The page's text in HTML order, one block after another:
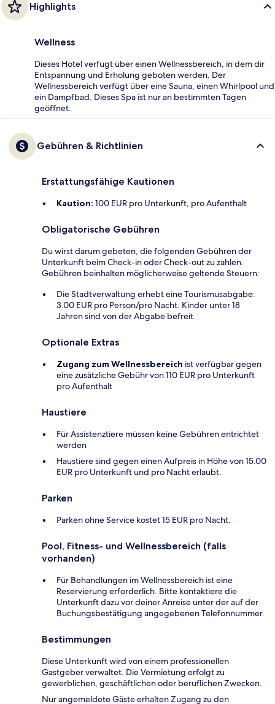
Highlights
Wellness
Dieses Hotel verfügt über einen Wellnessbereich, in dem dir
Entspannung und Erholung geboten werden. Der
Wellnessbereich verfügt über eine Sauna, einen Whirlpool und
ein Dampfbad. Dieses Spa ist nur an bestimmten Tagen
geöffnet.
Gebühren & Richtlinien
Erstattungsfähige Kautionen
Kaution: 100 EUR pro Unterkunft, pro Aufenthalt
Obligatorische Gebühren
Du wirst darum gebeten, die folgenden Gebühren der
Unterkunft beim Check-in oder Check-out zu zahlen.
Gebühren beinhalten möglicherweise geltende Steuern:
Die Stadtverwaltung erhebt eine Tourismusabgabe:
3.00 EUR pro Person/pro Nacht. Kinder unter 18
Jahren sind von der Abgabe befreit.
Optionale Extras
Zugang zum Wellnessbereich ist verfügbar gegen
eine zusätzliche Gebühr von 110 EUR pro Unterkunft
pro Aufenthalt
Haustiere
Für Assistenztiere müssen keine Gebühren entrichtet
werden
Haustiere sind gegen einen Aufpreis in Höhe von 15.00
EUR pro Unterkunft und pro Nacht erlaubt.
Parken
Parken ohne Service kostet 15 EUR pro Nacht.
Pool, Fitness- und Wellnessbereich (falls
vorhanden)
Für Behandlungen im Wellnessbereich ist eine
Reservierung erforderlich. Bitte kontaktiere die
Unterkunft dazu vor deiner Anreise unter der auf der
Buchungsbestätigung angegebenen Telefonnummer.
Bestimmungen
Diese Unterkunft wird von einem professionellen
Gastgeber verwaltet. Die Vermietung erfolgt zu
gewerblichen, geschäftlichen oder beruflichen Zwecken.
Nur angemeldete Gäste erhalten Zugang zu den